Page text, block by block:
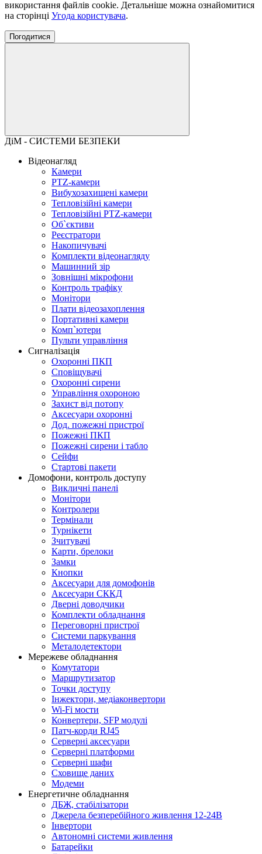
використання файлів cookie. Детальніше можна ознайомитися
на сторінці Угода користувача.
Погодитися
ДіМ - СИСТЕМИ БЕЗПЕКИ
Відеонагляд
Камери
PTZ-камери
Вибухозахищені камери
Тепловізійні камери
Тепловізійні PTZ-камери
Об`єктиви
Реєстратори
Накопичувачі
Комплекти відеонагляду
Машинний зір
Зовнішні мікрофони
Контроль трафіку
Монітори
Плати відеозахоплення
Портативні камери
Комп`ютери
Пульти управління
Сигналізація
Охоронні ПКП
Сповіщувачі
Охоронні сирени
Управління охороною
Захист від потопу
Аксесуари охоронні
Дод. пожежні пристрої
Пожежні ПКП
Пожежні сирени і табло
Сейфи
Стартові пакети
Домофони, контроль доступу
Викличні панелі
Монітори
Контролери
Термінали
Турнікети
Зчитувачі
Карти, брелоки
Замки
Кнопки
Аксесуари для домофонів
Аксесуари СККД
Дверні доводчики
Комплекти обладнання
Переговорні пристрої
Системи паркування
Металодетектори
Мережеве обладнання
Комутатори
Маршрутизатор
Точки доступу
Інжектори, медіаконвертори
Wi-Fi мости
Конвертери, SFP модулі
Патч-корди RJ45
Серверні аксесуари
Серверні платформи
Серверні шафи
Сховище даних
Модеми
Енергетичне обладнання
ДБЖ, стабілізатори
Джерела безперебійного живлення 12-24В
Інвертори
Автономні системи живлення
Батарейки